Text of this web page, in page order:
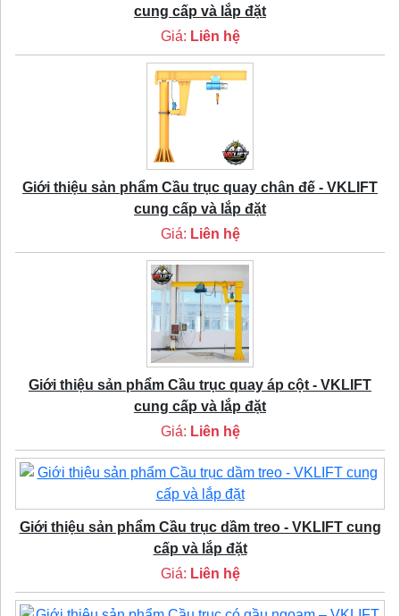
cung cấp và lắp đặt
Giá: Liên hệ
Giới thiệu sản phẩm Cầu trục quay chân đế - VKLIFT
cung cấp và lắp đặt
Giá: Liên hệ
Giới thiệu sản phẩm Cầu trục quay áp cột - VKLIFT
cung cấp và lắp đặt
Giá: Liên hệ
Giới thiệu sản phẩm Cầu trục dầm treo - VKLIFT cung
cấp và lắp đặt
Giá: Liên hệ